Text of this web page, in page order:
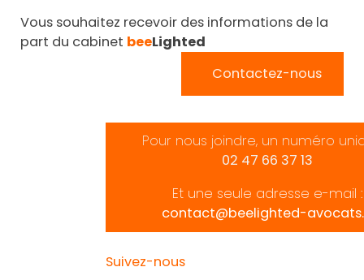
Vous souhaitez recevoir des informations de la
part du cabinet beeLighted
Contactez-nous
Pour nous joindre, un numéro
02 47 66 37 13
Et une seule adresse e-mail :
contact@beelighted-
Suivez-nous